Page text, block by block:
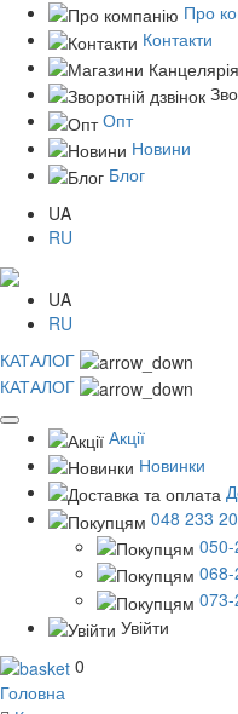
Про
Контакти
Опт
Новини
Блог
UA
RU
UA
RU
КАТАЛОГ
КАТАЛОГ
Акції
Новинки
048 233
Увійти
0
Головна